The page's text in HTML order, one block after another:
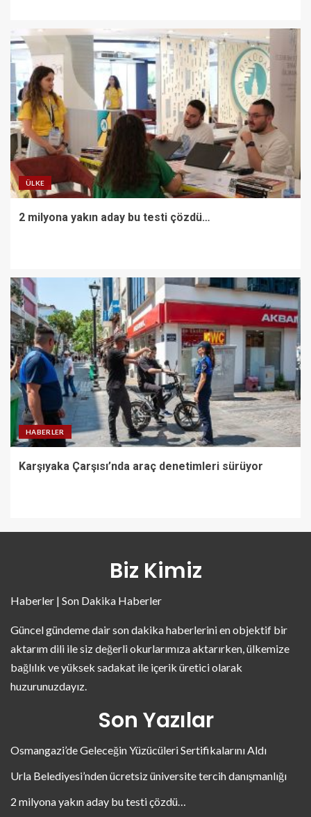
ÜLKE
2 milyona yakın aday bu testi çözdü…
HABERLER
Karşıyaka Çarşısı’nda araç denetimleri sürüyor
Biz Kimiz
Haberler | Son Dakika Haberler
Güncel gündeme dair son dakika haberlerini en objektif bir
aktarım dili ile siz değerli okurlarımıza aktarırken, ülkemize
bağlılık ve yüksek sadakat ile içerik üretici olarak
huzurunuzdayız.
Son Yazılar
Osmangazi’de Geleceğin Yüzücüleri Sertifikalarını Aldı
Urla Belediyesi’nden ücretsiz üniversite tercih danışmanlığı
2 milyona yakın aday bu testi çözdü…